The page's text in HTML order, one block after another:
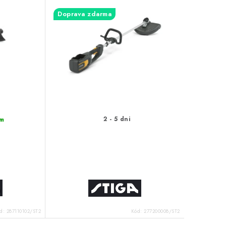
287110102/ST2
Doprava zdarma
2 - 5 dni
Kód: 277200008/ST2